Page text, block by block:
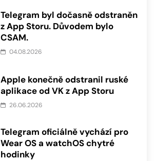
Telegram byl dočasně odstraněn
z App Storu. Důvodem bylo
CSAM.
04.08.2026
Apple konečně odstranil ruské
aplikace od VK z App Storu
26.06.2026
Telegram oficiálně vychází pro
Wear OS a watchOS chytré
hodinky